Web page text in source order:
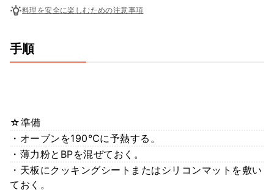
料理を安全に楽しむための注意事項
手順
☆準備
・オーブンを190℃に予熱する。
・薄力粉とBPを混ぜておく。
・天板にクッキングシートまたはシリコンマットを敷い
ておく。